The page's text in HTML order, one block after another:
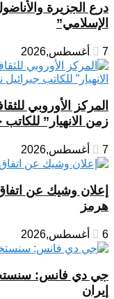
درع الجزيرة
الإسلامي”
7 أغسطس,2026
المركز الأوروبي
زمن الانهيار” للكاتب
7 أغسطس,2026
هرمز
6 أغسطس,2026
جي دي فانس:
إيران